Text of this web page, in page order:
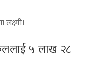
५ लाख २८